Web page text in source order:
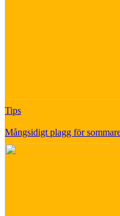
Tips
Mångsidigt plagg för